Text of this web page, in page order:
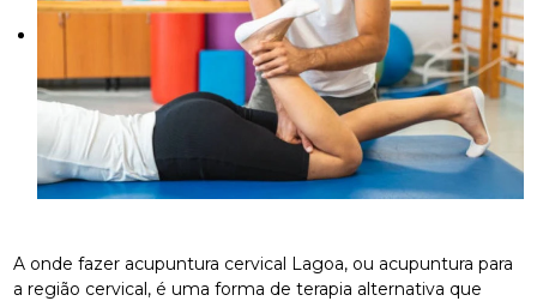
A onde fazer acupuntura cervical Lagoa, ou acupuntura para
a região cervical, é uma forma de terapia alternativa que